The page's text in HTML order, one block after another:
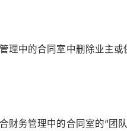
理中的合同室中删除业主或
财务管理中的合同室的“团